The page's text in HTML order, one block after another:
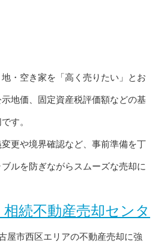
・空き家を「高く売りたい」とお
地価、固定資産税評価額などの基
す。
更や境界確認など、事前準備を丁
ルを防ぎながらスムーズな売却に
続不動産売却センタ
屋市西区エリアの不動産売却に強